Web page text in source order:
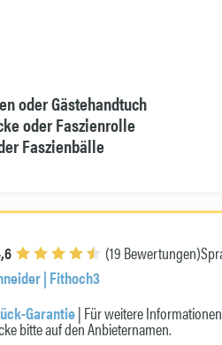
oder Gästehandtuch
oder Faszienrolle
Faszienbälle
(19 Bewertungen)
| Fithoch3
Garantie| Für weitere
bitte auf den Anbieternamen.